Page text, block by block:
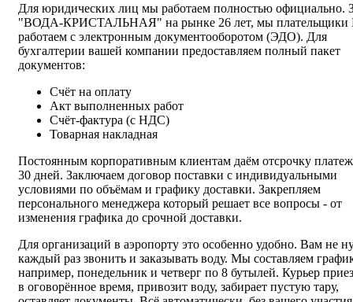
Для юридических лиц мы работаем полностью официально.
"ВОДА-КРИСТАЛЬНАЯ" на рынке 26 лет, мы
работаем с электронным документооборотом (ЭДО). Для
бухгалтерии вашей компании предоставляем полный пакет
документов:
Счёт на оплату
Акт выполненных работ
Счёт-фактура (с НДС)
Товарная накладная
Постоянным корпоративным клиентам даём отсрочку
30 дней. Заключаем договор поставки с индивидуальными
условиями по объёмам и графику доставки. Закрепляем
персонального менеджера который решает все вопросы - от
изменения графика до срочной доставки.
Для организаций в аэропорту это особенно удобно. Вам не
каждый раз звонить и заказывать воду. Мы составляем
например, понедельник и четверг по 8 бутылей. Курьер
в оговорённое время, привозит воду, забирает пустую тару,